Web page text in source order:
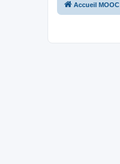
Accueil MOOC